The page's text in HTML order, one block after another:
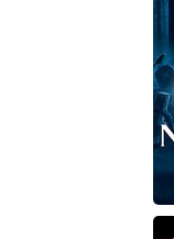
The